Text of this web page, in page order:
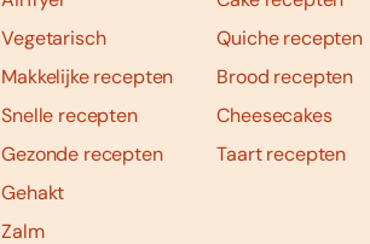
Vegetarisch
Makkelijke recepten
Snelle recepten
Gezonde recepten
Gehakt
Zalm
Quiche recepten
Brood recepten
Cheesecakes
Taart recepten